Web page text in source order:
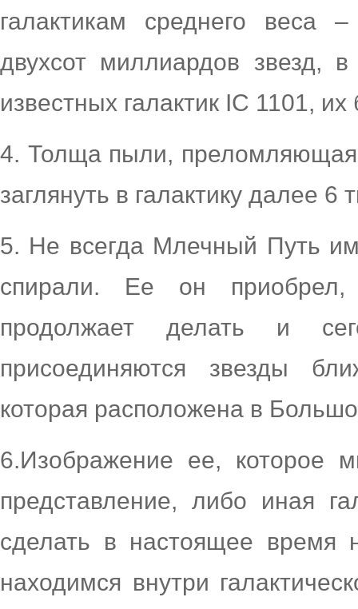
галактикам среднего веса
двухсот миллиардов звезд,
известных галактик IC 1101,
4. Толща пыли, преломляющая
заглянуть в галактику далее 6
5. Не всегда Млечный Путь
спирали. Ее он приобрел,
продолжает делать и
присоединяются звезды
которая расположена в
6.Изображение ее, которое
представление, либо иная
сделать в настоящее время
находимся внутри